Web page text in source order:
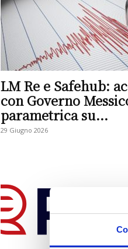
LM Re e Safehub:
con Governo
parametrica su...
29 Giugno 2026